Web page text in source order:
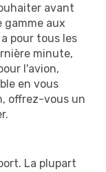
avant
gamme aux
pour tous les
minute,
l'avion,
en vous
offrez-vous un
La plupart